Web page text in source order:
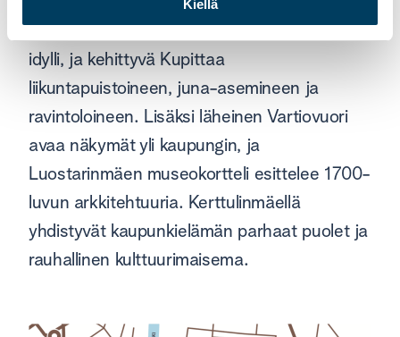
Kiellä
idylli, ja kehittyvä Kupittaa
liikuntapuistoineen, juna-asemineen ja
ravintoloineen. Lisäksi läheinen Vartiovuori
avaa näkymät yli kaupungin, ja
Luostarinmäen museokortteli esittelee 1700-
luvun arkkitehtuuria. Kerttulinmäellä
yhdistyvät kaupunkielämän parhaat puolet ja
rauhallinen kulttuurimaisema.